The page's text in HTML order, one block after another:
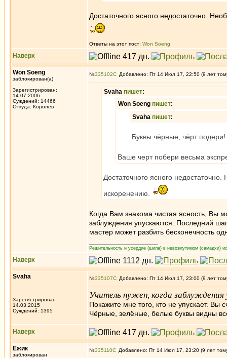
Достаточного ясного недостаточно.
Ответы на этот пост: Won Soeng
Наверх
Won Soeng
заблокирован(а)
Зарегистрирован:
14.07.2006
Суждений: 14466
Откуда: Королев
№335102 Добавлено: Пт 14 Июл 17, 22:50 (9 лет
Svaha пишет:
Won Soeng пишет:
Svaha пишет:
Буквы чёрные, чёрт подери!
Ваше черт побери весьма
Достаточного ясного
искоренению.
Когда Вам знакома чистая ясность, Вы
заблуждения упускаются. Последний
мастер может разбить бесконечность
Решительность и усердие (шила) в невозмутимом (самадхи)
Наверх
Svaha
Зарегистрирован:
14.03.2015
Суждений: 1395
№335107 Добавлено: Пт 14 Июл 17, 23:00 (9 лет
Учитель нужен, когда заблуждения
Покажите мне того, кто не упускает. Вы
Чёрные, зелёные, белые буквы видны
Наверх
Ёжик
заблокирован
№335110 Добавлено: Пт 14 Июл 17, 23:20 (9 лет